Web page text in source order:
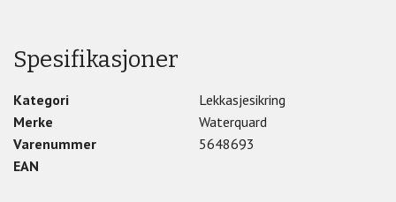
for ventilens strømkontakt.
Tilkobling: Innvendige gjenger
Elektrisk tilkobling: Tilkoblingsledning med plugg
Spesifikasjoner
Kategori
Lekkasjesikring
Merke
Waterquard
Varenummer
5648693
EAN